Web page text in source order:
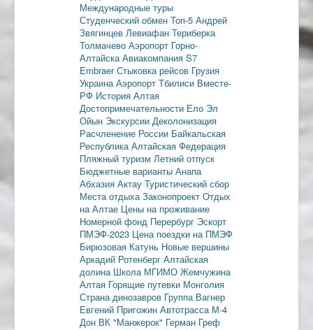
Международные туры
Студенческий обмен Топ-5 Андрей
Звягинцев Левиафан Териберка
Толмачево Аэропорт Горно-
АлтайскаАвиакомпания S7
EmbraerСтыковка рейсов Грузия
УкраинаАэропорт Тбилиси Вместе-
РФ История Алтая
Достопримечательности Ело Эл
Ойын Экскурсии Деколонизация
Расчленение России Байкальская
РеспубликаАлтайская Федерация
Пляжный туризм Летний отпуск
Бюджетные варианты Анапа
Абхазия Актау Туристический сбор
Места отдыхаЗаконопроект Отдых
на Алтае Цены на проживание
Номерной фонд Перербург Эскорт
ПМЭФ-2023 Цена поездки на ПМЭФ
Бирюзовая Катунь Новые вершины
Аркадий Ротенберг Алтайская
долина Школа МГИМО Жемчужина
Алтая Горящие путевки Монголия
Страна динозавров Группа Вагнер
Евгений Пригожин Автотрасса М-4
Дон ВК "Манжерок" Герман Греф